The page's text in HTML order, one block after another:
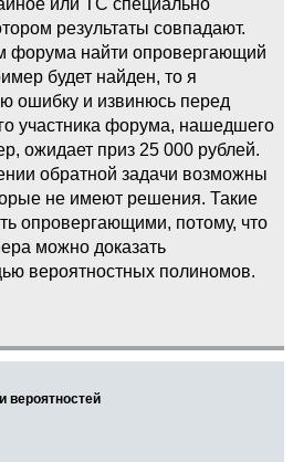
результаты совпадают.
форума найти опровергающий
будет найден, то я
ошибку и извинюсь перед
участника форума, нашедшего
ожидает приз 25 000 рублей.
обратной задачи возможны
не имеют решения. Такие
опровергающими, потому, что
можно доказать
вероятностных полиномов.
вероятностей